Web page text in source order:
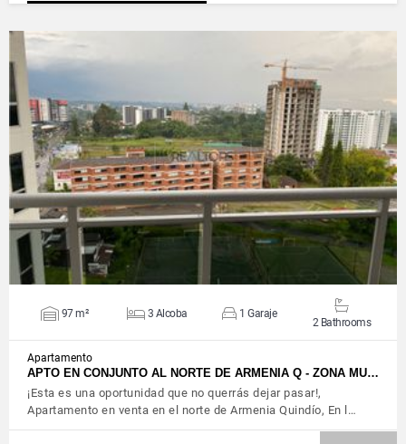
VIEW DETAILS
97 m² 3 Alcoba 1 Garaje
2 Bathrooms
Apartamento
APTO EN CONJUNTO AL NORTE DE ARMENIA Q - ZONA MU…
¡Esta es una oportunidad que no querrás dejar pasar!,
Apartamento en venta en el norte de Armenia Quindío, En l…